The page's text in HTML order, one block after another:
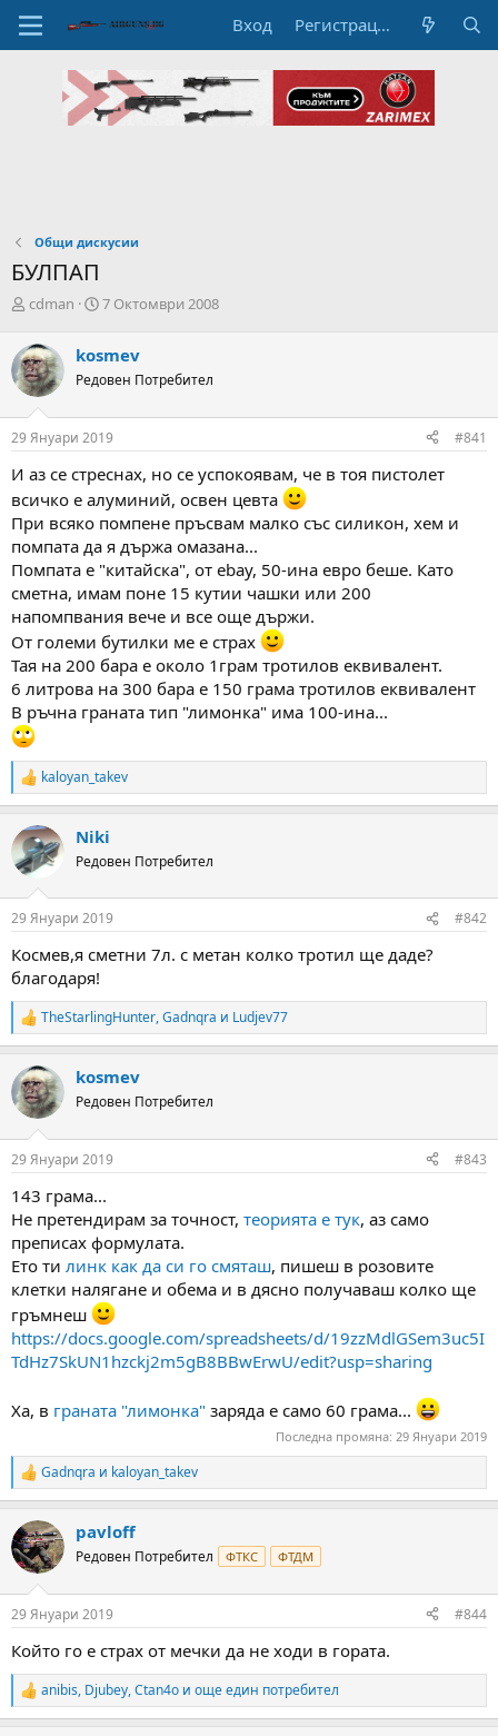
Вход Регистрация
Общи дискусии
БУЛПАП
А
т
о
р
н
а
т
м
а
т
а
cdman
Н
а
л
а
Д
т
а
7 Октомври 2008
kosmev
Редовен Потребител
29 Януари 2019 #841
И аз се стреснах, но се успокоявам, че в тоя пистолет
всичко е алуминий, освен цевта
При всяко помпене пръсвам малко със силикон, хем и
помпата да я държа омазана...
Помпата е "китайска", от ebay, 50-ина евро беше. Като
сметна, имам поне 15 кутии чашки или 200
напомпвания вече и все още държи.
От големи бутилки ме е страх
Тая на 200 бара е около 1грам тротилов еквивалент.
6 литрова на 300 бара е 150 грама тротилов еквивалент
В ръчна граната тип "лимонка" има 100-ина...
R
e
c
t
i
s
kaloyan_takev
Niki
Редовен Потребител
29 Януари 2019 #842
Космев,я сметни 7л. с метан колко тротил ще даде?
благодаря!
R
e
c
t
i
s
TheStarlingHunter,Gadnqra и Ludjev77
kosmev
Редовен Потребител
29 Януари 2019 #843
143 грама...
Не претендирам за точност, теорията е тук, аз само
преписах формулата.
Ето ти линк как да си го смяташ, пишеш в розовите
клетки налягане и обема и в дясно получаваш колко ще
гръмнеш
https://docs.google.com/spreadsheets/d/19zzMdlGSem3uc5I
TdHz7SkUN1hzckj2m5gB8BBwErwU/edit?usp=sharing
Ха, в граната "лимонка" заряда е само 60 грама...
Последна промяна: 29 Януари 2019
R
e
c
t
i
s
Gadnqra и kaloyan_takev
pavloff
Редовен Потребител ФТКС ФТДМ
29 Януари 2019 #844
Който го е страх от мечки да не ходи в гората.
R
e
anibis, Djubey,Ctan4o и още един потребител